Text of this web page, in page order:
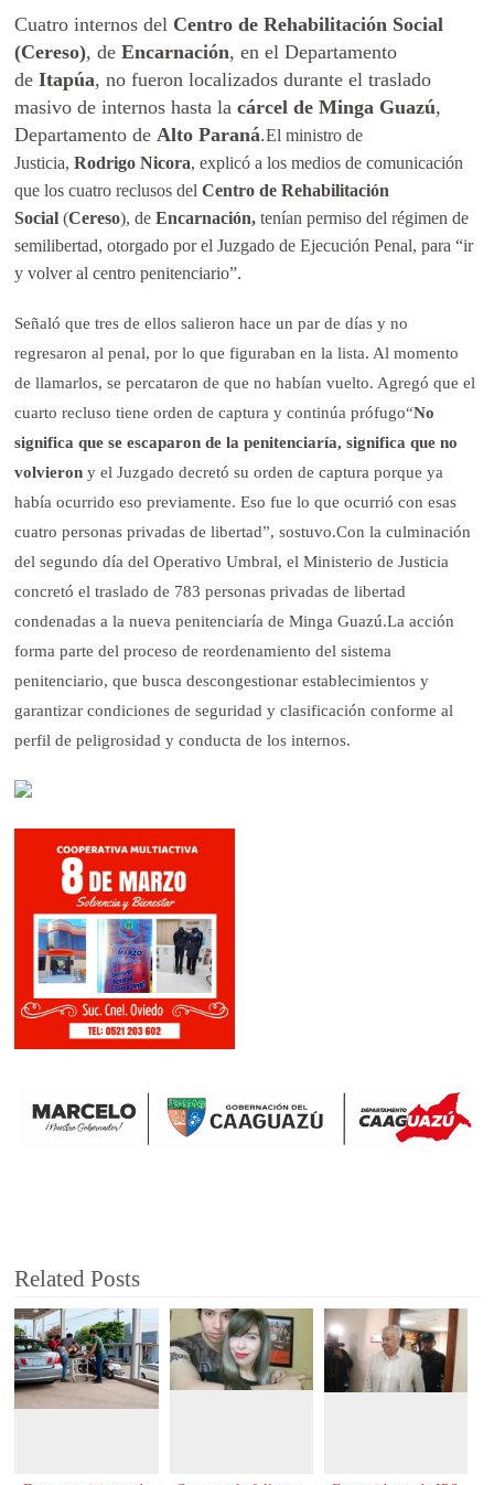
Cuatro internos del Centro de Rehabilitación Social
(Cereso), deEncarnación, en el Departamento
deItapúa, no fueron localizados durante el traslado
masivo de internos hasta lacárcel de Minga Guazú,
Departamento deAlto Paraná.El ministro de
Justicia, Rodrigo Nicora, explicó a los medios de comunicación
que los cuatro reclusos del Centro de Rehabilitación
Social (Cereso), de Encarnación, tenían permiso del régimen de
semilibertad, otorgado por el Juzgado de Ejecución Penal, para “ir
y volver al centro penitenciario”.
Señaló que tres de ellos salieron hace un par de días y no
regresaron al penal, por lo que figuraban en la lista. Al momento
de llamarlos, se percataron de que no habían vuelto. Agregó que el
cuarto recluso tiene orden de captura y continúa prófugo“No
significa que se escaparon de la penitenciaría, significa que no
volvieron y el Juzgado decretó su orden de captura porque ya
había ocurrido eso previamente. Eso fue lo que ocurrió con esas
cuatro personas privadas de libertad”, sostuvo.Con la culminación
del segundo día del Operativo Umbral, el Ministerio de Justicia
concretó el traslado de 783 personas privadas de libertad
condenadas a la nueva penitenciaría de Minga Guazú.La acción
forma parte del proceso de reordenamiento del sistema
penitenciario, que busca descongestionar establecimientos y
garantizar condiciones de seguridad y clasificación conforme al
perfil de peligrosidad y conducta de los internos.
Related Posts